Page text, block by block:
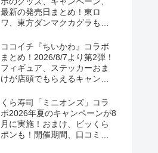
最新の発売日まとめ！東ロ
ワ、東方ダンマクカグラも！
LostWordのプラモ風アクキ
ー、カラビナ、クリアファイ
ルが2026/8/7より新発売！
ココイチ『ちいかわ』コラボ
まとめ！2026/8/7より第2弾！
フィギュア、ステッカーおま
けが店頭でもらえるキャンペ
る！
くら寿司「ミニオンズ」コラ
ボ2026年夏のキャンペーンが8
月に実施！おまけ、ビッくら
ポンも！開催期間、口コミ、